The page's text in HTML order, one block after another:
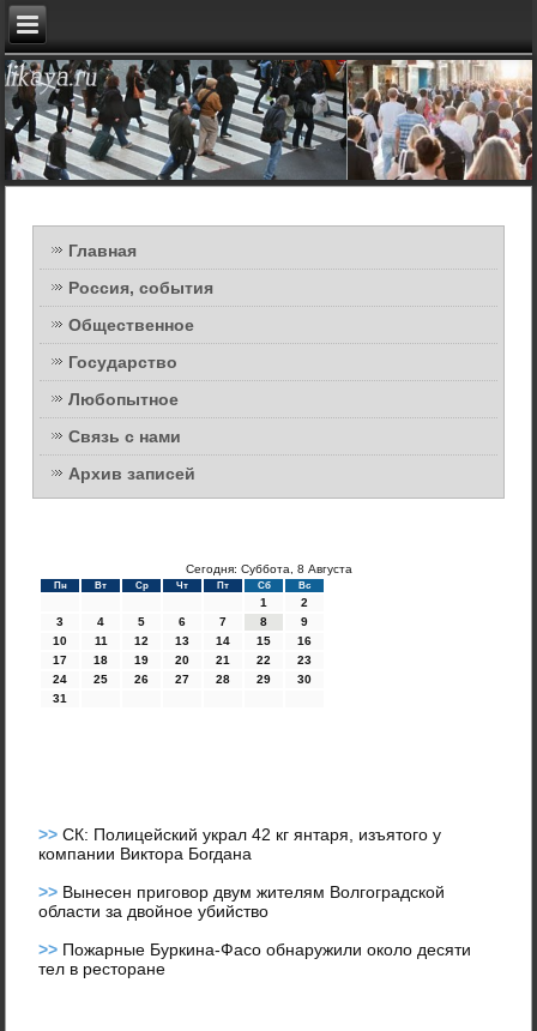
Главная
Россия, события
Общественное
Государство
Любопытное
Связь с нами
Архив записей
Сегодня: Суббота, 8 Августа
Пн Вт Ср Чт Пт Сб Вс
1
2
3
4 5 6 7 8
9
10
11 12 13 14 15
16
17
18 19 20 21 22
23
24
25 26 27 28 29
30
31
>>СК: Полицейский украл 42 кг янтаря, изъятого у
компании Виктора Богдана
>> Вынесен приговор двум жителям Волгоградской
области за двойное убийство
>> Пожарные Буркина-Фасо обнаружили около десяти
тел в ресторане